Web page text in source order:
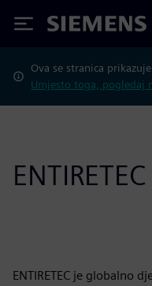
Siemens
Ova se stranica
Umjesto toga, pogledaj
ENTIRETEC
ENTIRETEC je globalno